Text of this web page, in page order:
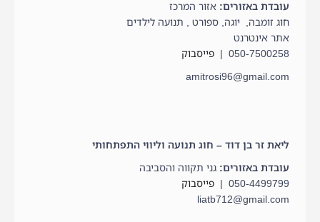
עובדת באזורים: אזור המרכז
חוג זומבה, יוגה, ספורט , תנועה לילדים
אתר אינטרנט
050-7500258 |
פייסבוק
amitrosi96@gmail.com
ליאת זר בן דוד – חוג תנועה וליווי התפתחותי
עובדת באזורים: גני תקווה והסביבה
050-4499799 |
פייסבוק
liatb712@gmail.com